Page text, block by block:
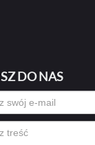
DO NAS